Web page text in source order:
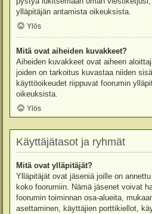
ylläpitäjän antamista oikeuksista.
Ylös
Mitä ovat aiheiden kuvakkeet?
Aiheiden kuvakkeet ovat aiheen
joiden on tarkoitus kuvastaa niiden
käyttöoikeudet riippuvat foorumin
oikeuksista.
Ylös
Käyttäjätasot ja ryhmät
Mitä ovat ylläpitäjät?
Ylläpitäjät ovat jäseniä joille on
koko foorumiin. Nämä jäsenet voivat
foorumin toiminnan osa-alueita,
asettaminen, käyttäjien porttikiellot,